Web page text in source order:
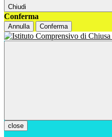
Chiudi
Conferma
Annulla Conferma
close